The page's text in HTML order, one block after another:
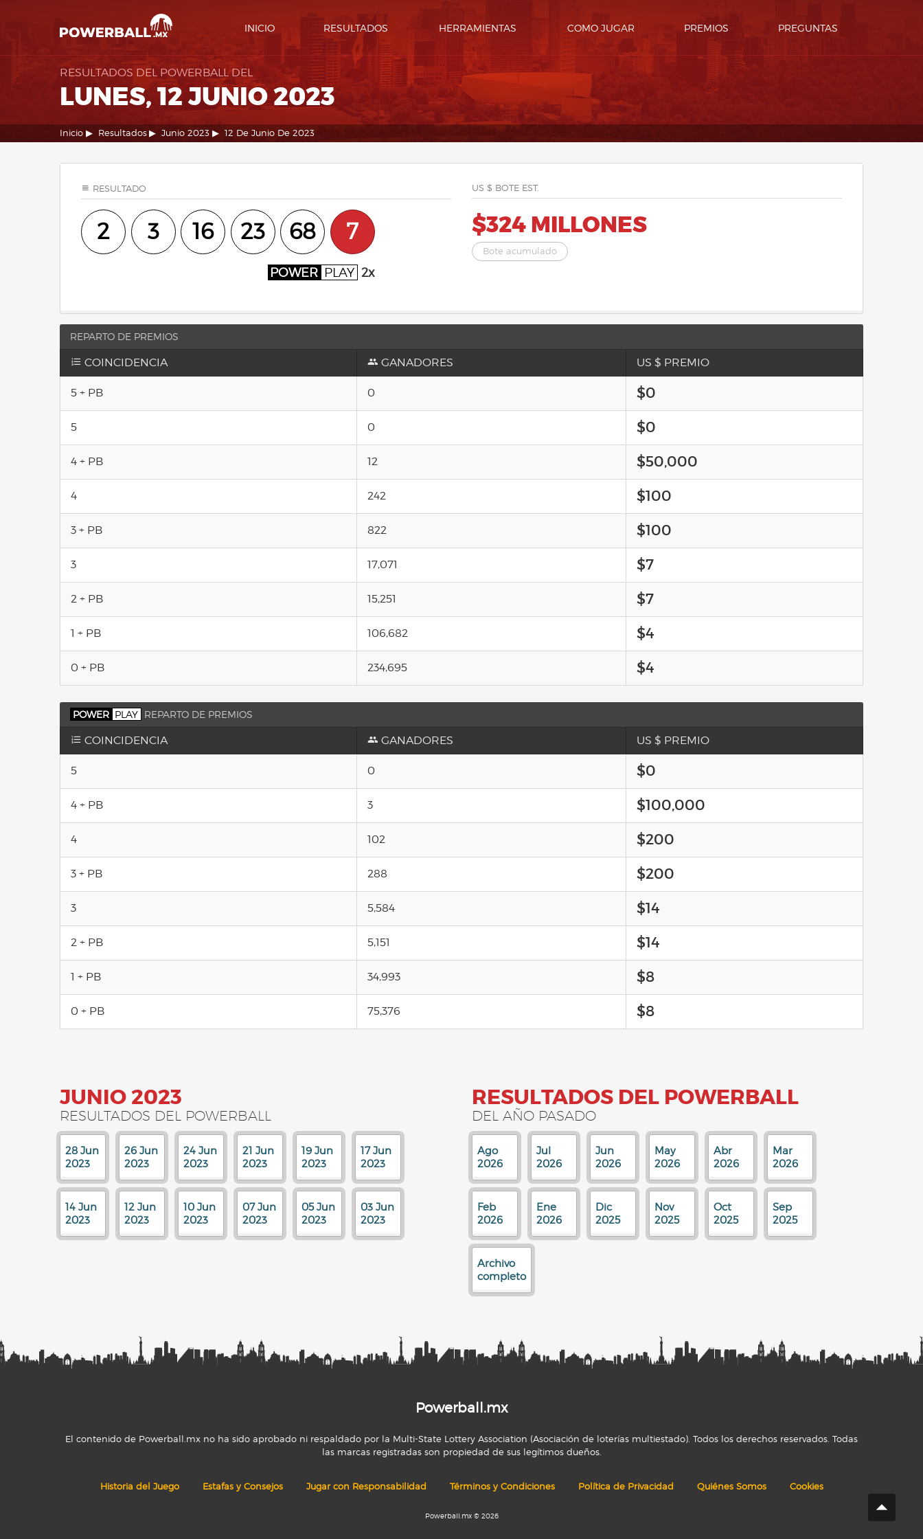
INICIO RESULTADOS HERRAMIENTAS COMO JUGAR PREMIOS PREGUNTAS
RESULTADOS DEL POWERBALL DEL
LUNES, 12 JUNIO 2023
Inicio Resultados Junio 2023 12 De Junio De 2023
RESULTADO
2 3 16 23 68 7
POWER PLAY 2x
US $ BOTE EST.
$324 MILLONES
Bote acumulado
REPARTO DE PREMIOS
COINCIDENCIA GANADORES US $ PREMIO
5 + PB 0 $0
5 0 $0
4 + PB 12 $50,000
4 242 $100
3 + PB 822 $100
3 17,071 $7
2 + PB 15,251 $7
1 + PB 106,682 $4
0 + PB 234,695 $4
POWER PLAY REPARTO DE PREMIOS
COINCIDENCIA GANADORES US $ PREMIO
5 0 $0
4 + PB 3 $100,000
4 102 $200
3 + PB 288 $200
3 5,584 $14
2 + PB 5,151 $14
1 + PB 34,993 $8
0 + PB 75,376 $8
JUNIO 2023
RESULTADOS DEL POWERBALL
28 Jun
2023
26 Jun
2023
24 Jun
2023
21 Jun
2023
19 Jun
2023
17 Jun
2023
14 Jun
2023
12 Jun
2023
10 Jun
2023
07 Jun
2023
05 Jun
2023
03 Jun
2023
RESULTADOS DEL POWERBALL
DEL AÑO PASADO
Ago
2026
Jul
2026
Jun
2026
May
2026
Abr
2026
Mar
2026
Feb
2026
Ene
2026
Dic
2025
Nov
2025
Oct
2025
Sep
2025
Archivo
completo
Powerball.mx
El contenido de Powerball.mx no ha sido aprobado ni respaldado por la Multi-State Lottery Association (Asociación de loterías multiestado). Todos los derechos reservados. Todas
las marcas registradas son propiedad de sus legítimos dueños.
Historia del Juego Estafas y Consejos Jugar con Responsabilidad Términos y Condiciones Política de Privacidad Quiénes Somos Cookies
Powerball.mx © 2026